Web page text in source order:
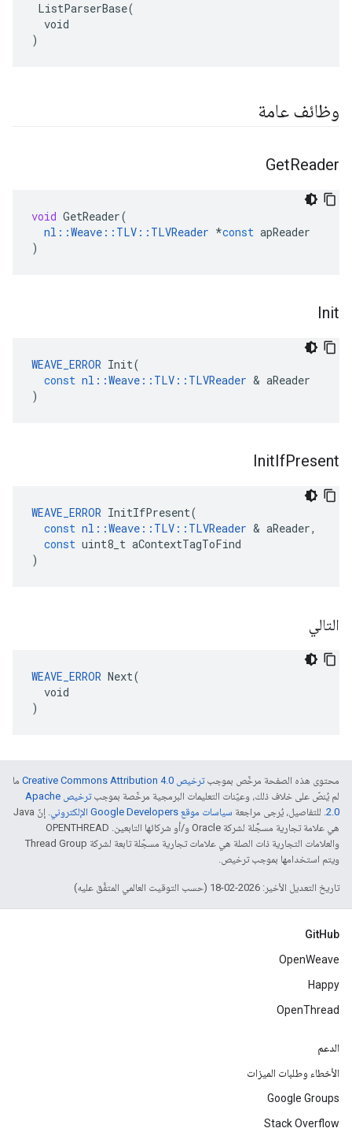
ListParserBase(
  void
)
وظائف عامة
GetReader
void GetReader(
nl ::Weave :: TLV :: TLVReader *const apReader
)
Init
WEAVE_ERROR Init(
const nl ::Weave :: TLV :: TLVReader & aReader
)
InitIfPresent
WEAVE_ERROR InitIfPresent(
const nl ::Weave :: TLV :: TLVReader & aReader,
const uint8_t aContextTagToFind
)
التالي
WEAVE_ERROR Next(
  void
)
محتوى هذه الصفحة مرخّص بموجبترخيص Creative Commons Attribution 4.0‏
ما
لم يُنصّ على خلاف ذلك، وعيّنات التعليمات البرمجية مرخّصة بموجب
ترخيص Apache
2.0‏. للتفاصيل، يُرجى مراجعة سياسات موقع Google Developers الإلكتروني
. إنّ Java
هي علامة تجارية مسجَّلة لشركة Oracle و/أو شركائها التابعين. ‫OPENTHREAD
والعلامات التجارية ذات الصلة هي علامات تجارية مسجّلة تابعة لشركة Thread Group
ويتم استخدامها بموجب ترخيص.
تاريخ التعديل الأخير: 2026-02-18 (حسب التوقيت العالمي المتفَّق عليه)
GitHub
OpenWeave
Happy
OpenThread
الدعم
الأخطاء وطلبات الميزات
Google Groups
Stack Overflow